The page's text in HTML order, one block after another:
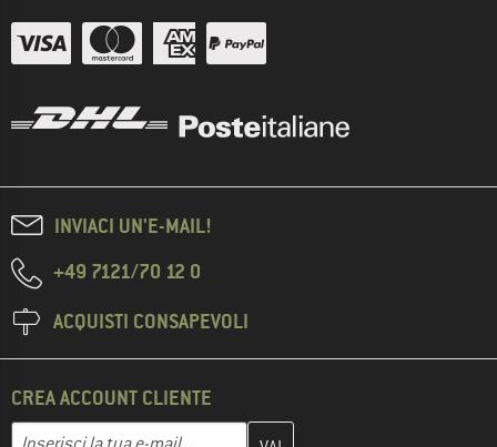
INVIACI UN'E-MAIL!
+49 7121/70 12 0
ACQUISTI CONSAPEVOLI
CREA ACCOUNT CLIENTE
Indirizzo e-mail
Inserisci qui il tuo indirizzo e-mail e crea il tuo account cliente